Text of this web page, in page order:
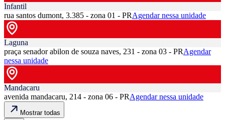
Infantil
rua santos dumont, 3.385 - zona 01 - PRAgendar nessa unidade
Laguna
praça senador abilon de souza naves, 231 - zona 03 - PRAgendar
nessa unidade
Mandacaru
avenida mandacaru, 214 - zona 06 - PRAgendar nessa unidade
Mostrar todas